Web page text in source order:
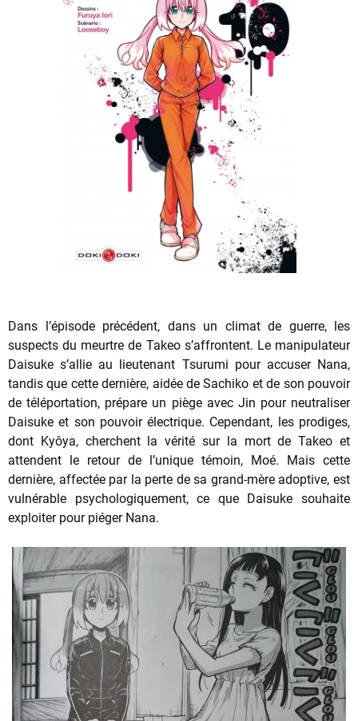
Dans l’épisode précédent, dans un climat de guerre, les
suspects du meurtre de Takeo s’affrontent. Le manipulateur
Daisuke s’allie au lieutenant Tsurumi pour accuser Nana,
tandis que cette dernière, aidée de Sachiko et de son pouvoir
de téléportation, prépare un piège avec Jin pour neutraliser
Daisuke et son pouvoir électrique. Cependant, les prodiges,
dont Kyôya, cherchent la vérité sur la mort de Takeo et
attendent le retour de l’unique témoin, Moé. Mais cette
dernière, affectée par la perte de sa grand-mère adoptive, est
vulnérable psychologiquement, ce que Daisuke souhaite
exploiter pour piéger Nana.